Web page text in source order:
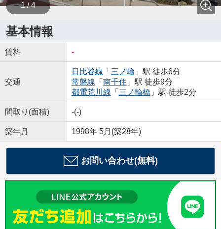
1 / 4
基本情報
賃料 -
交通
日比谷線 「 三ノ輪」駅 徒歩6分
常磐線 「 南千住 」駅 徒歩9分
都電荒川線 「 三ノ輪橋 」駅 徒歩2分
間取り(面積) -(-)
築年月 1998年 5月(築28年)
お問い合わせ(無料)